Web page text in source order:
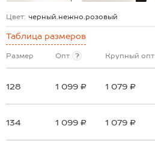
Цвет: черный.нежно.розовый
Таблица размеров
Размер Опт ? Крупный опт
128 1 099 ₽ 1 079 ₽
134 1 099 ₽ 1 079 ₽